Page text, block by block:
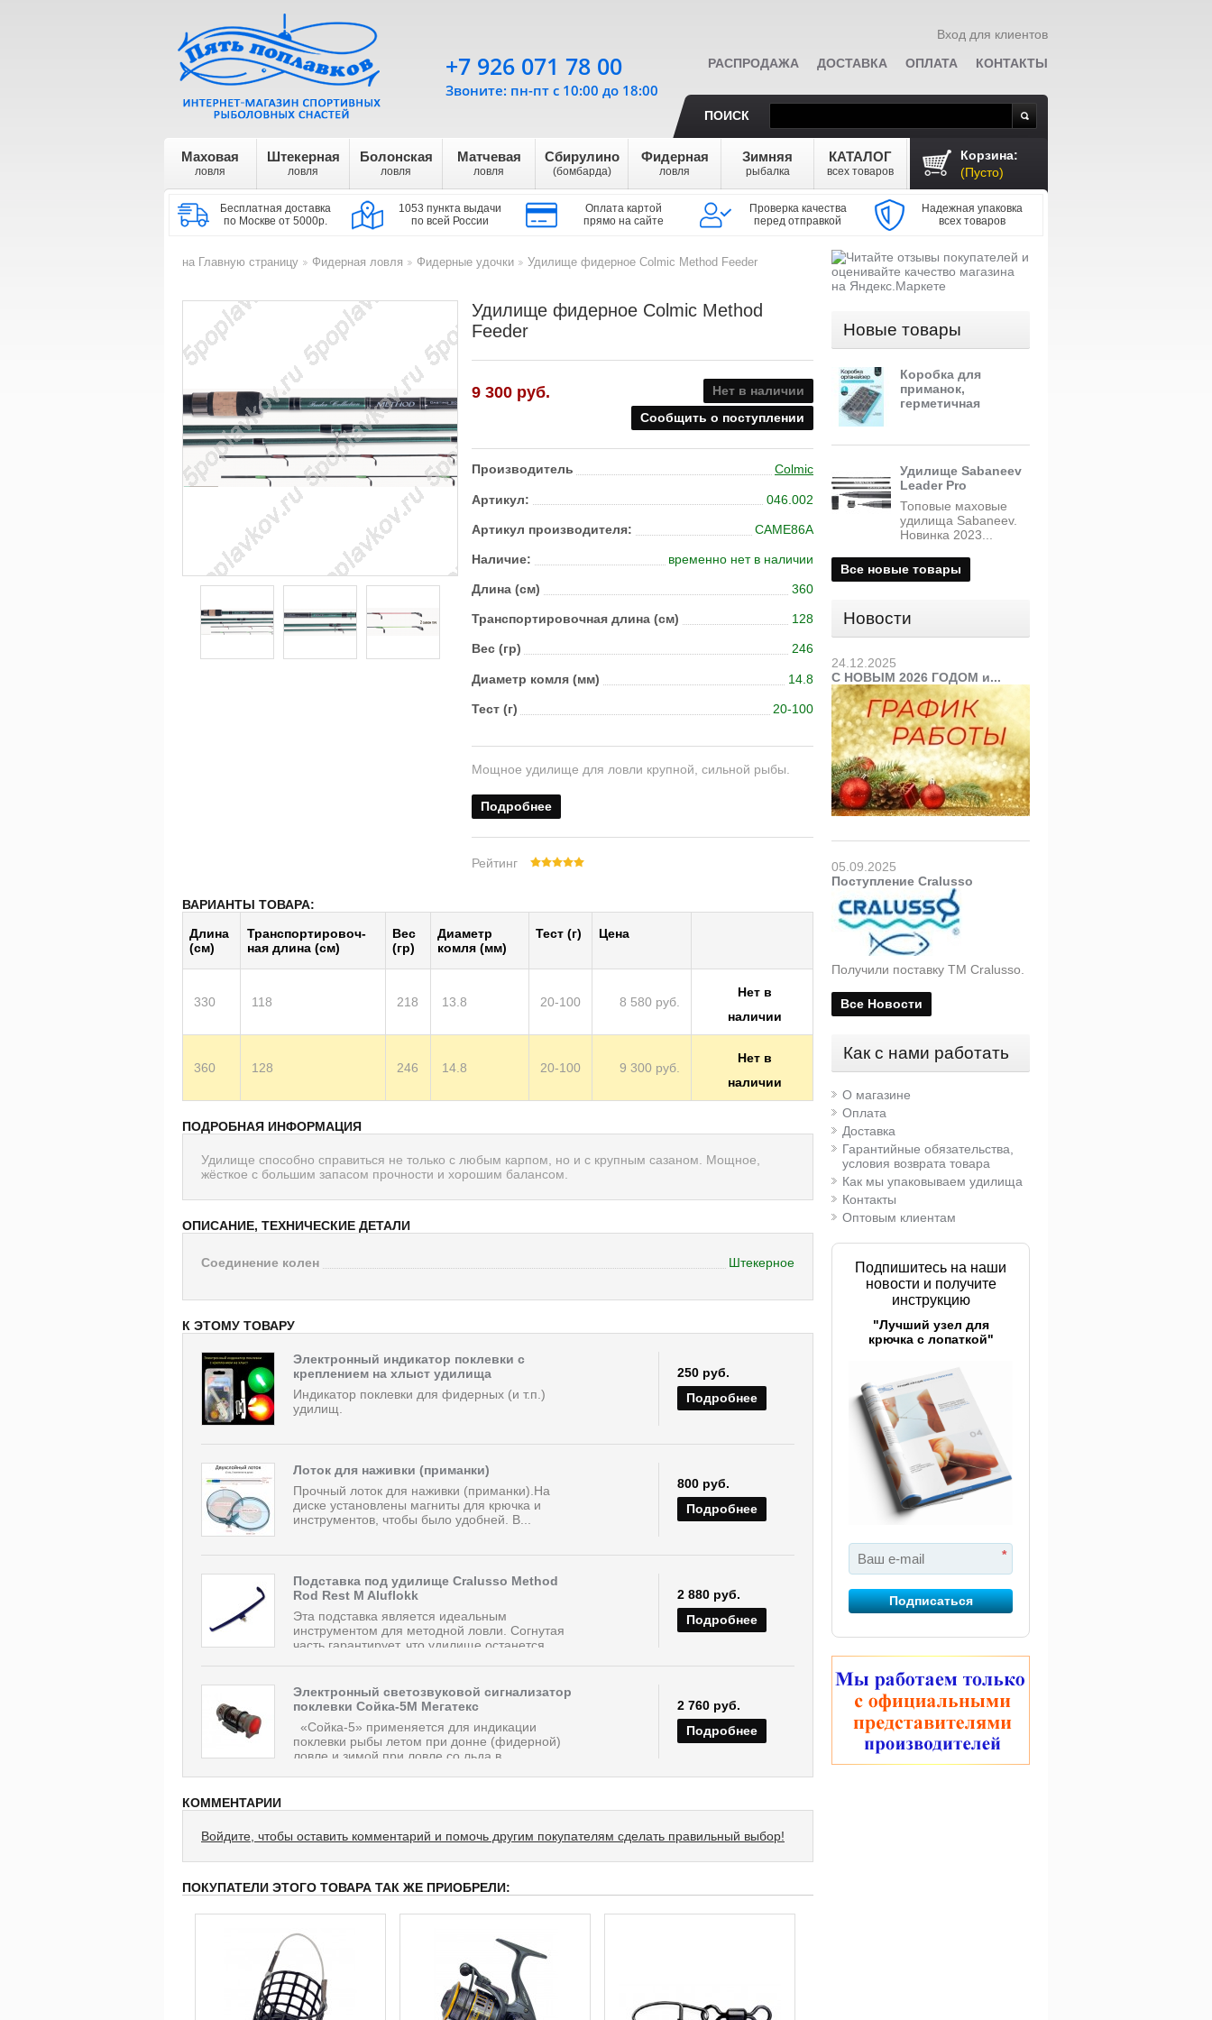
Вход для клиентов
Корзина:
(Пусто)
РАСПРОДАЖА ДОСТАВКА ОПЛАТА КОНТАКТЫ
ПОИСК
Маховая
ловля
Штекерная
ловля
Болонская
ловля
Матчевая
ловля
Сбирулино
(бомбарда)
Фидерная
ловля
Зимняя
рыбалка
КАТАЛОГ
всех товаров
Бесплатная доставка
по Москве от 5000р.
1053 пункта выдачи
по всей России
Оплата картой
прямо на сайте
Проверка качества
перед отправкой
Надежная упаковка
всех товаров
+7 926 071 78 00
Звоните: пн-пт с 10:00 до 18:00
на Главную страницу
Фидерная ловля
Фидерные удочки
Удилище фидерное Colmic Method Feeder
Удилище фидерное Colmic Method
Feeder
9 300 руб.
Нет в наличии
Сообщить о поступлении
Производитель Colmic
Артикул: 046.002
Артикул производителя: CAME86A
Наличие: временно нет в наличии
Длина (см) 360
Транс­пор­тиро­воч­ная длина (см) 128
Вес (гр) 246
Диаметр комля (мм) 14.8
Тест (г) 20-100
Мощное удилище для ловли крупной, сильной рыбы.
Подробнее
Рейтинг
ВАРИАНТЫ ТОВАРА:
Длина
(см)
Транс­пор­тиро­воч­
ная длина (см)
Вес
(гр)
Диаметр
комля (мм)
Тест (г) Цена
330 118 218 13.8 20-100 8 580 руб.
Нет в
наличии
360 128 246 14.8 20-100 9 300 руб.
Нет в
наличии
ПОДРОБНАЯ ИНФОРМАЦИЯ
Удилище способно справиться не только с любым карпом, но и с крупным сазаном. Мощное,
жёсткое с большим запасом прочности и хорошим балансом.
ОПИСАНИЕ, ТЕХНИЧЕСКИЕ ДЕТАЛИ
Соединение колен Штекерное
К ЭТОМУ ТОВАРУ
Электронный индикатор поклевки с
креплением на хлыст удилища
Индикатор поклевки для фидерных (и т.п.)
удилищ.
250 руб.
Подробнее
Лоток для наживки (приманки)
Прочный лоток для наживки (приманки).На
диске установлены магниты для крючка и
инструментов, чтобы было удобней. В...
800 руб.
Подробнее
Подставка под удилище Cralusso Method
Rod Rest M Aluflokk
Эта подставка является идеальным
инструментом для методной ловли. Согнутая
часть гарантирует, что удилище останется...
2 880 руб.
Подробнее
Электронный светозвуковой сигнализатор
поклевки Сойка-5М Мегатекс
«Сойка-5» применяется для индикации
поклевки рыбы летом при донне (фидерной)
ловле и зимой при ловле со льда в...
2 760 руб.
Подробнее
КОММЕНТАРИИ
Войдите, чтобы оставить комментарий и помочь другим покупателям сделать правильный выбор!
ПОКУПАТЕЛИ ЭТОГО ТОВАРА ТАК ЖЕ ПРИОБРЕЛИ:
Новые товары
Коробка для
приманок,
герметичная
Удилище Sabaneev
Leader Pro
Топовые маховые
удилища Sabaneev.
Новинка 2023...
Все новые товары
Новости
24.12.2025
С НОВЫМ 2026 ГОДОМ и...
05.09.2025
Поступление Cralusso
Получили поставку ТМ Cralusso.
Все Новости
Как с нами работать
О магазине
Оплата
Доставка
Гарантийные обязательства,
условия возврата товара
Как мы упаковываем удилища
Контакты
Оптовым клиентам
Подпишитесь на наши
новости и получите
инструкцию
"Лучший узел для
крючка с лопаткой"
*
Подписаться